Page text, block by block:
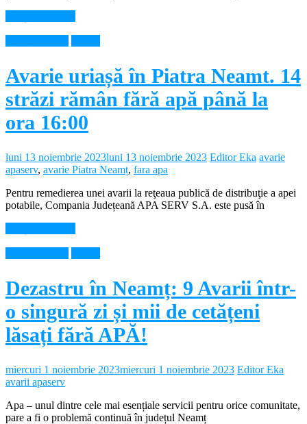
Avarie uriașă în Piatra Neamt. 14
străzi rămân fără apă până la
ora 16:00
luni 13 noiembrie 2023luni 13 noiembrie 2023 Editor Eka avarie
apaserv, avarie Piatra Neamț, fara apa
Pentru remedierea unei avarii la reţeaua publică de distribuţie a apei
potabile, Compania Județeană APA SERV S.A. este pusă în
Dezastru în Neamț: 9 Avarii într-
o singură zi și mii de cetățeni
lăsați fără APĂ!
miercuri 1 noiembrie 2023miercuri 1 noiembrie 2023 Editor Eka
avarii apaserv
Apa – unul dintre cele mai esențiale servicii pentru orice comunitate,
pare a fi o problemă continuă în județul Neamț